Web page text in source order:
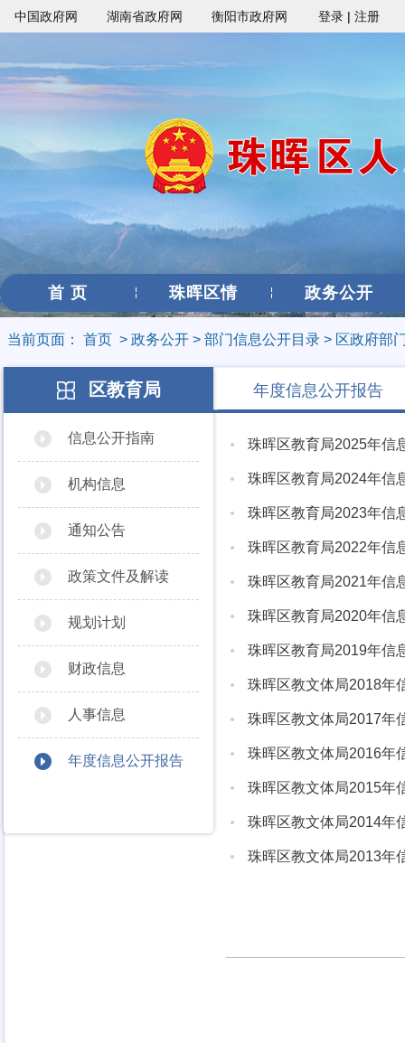
中国政府网 湖南省政府网 衡阳市政府网 登录 | 注册
首 页 珠晖区情 政务公开
当前页面： 首页 > 政务公开 > 部门信息公开目录 > 区政府部
区教育局
信息公开指南
机构信息
通知公告
政策文件及解读
规划计划
财政信息
人事信息
年度信息公开报告
年度信息公开报告
珠晖区教育局2025年信
珠晖区教育局2024年信
珠晖区教育局2023年信
珠晖区教育局2022年信
珠晖区教育局2021年信
珠晖区教育局2020年信
珠晖区教育局2019年信
珠晖区教文体局2018年
珠晖区教文体局2017年
珠晖区教文体局2016年
珠晖区教文体局2015年
珠晖区教文体局2014年
珠晖区教文体局2013年